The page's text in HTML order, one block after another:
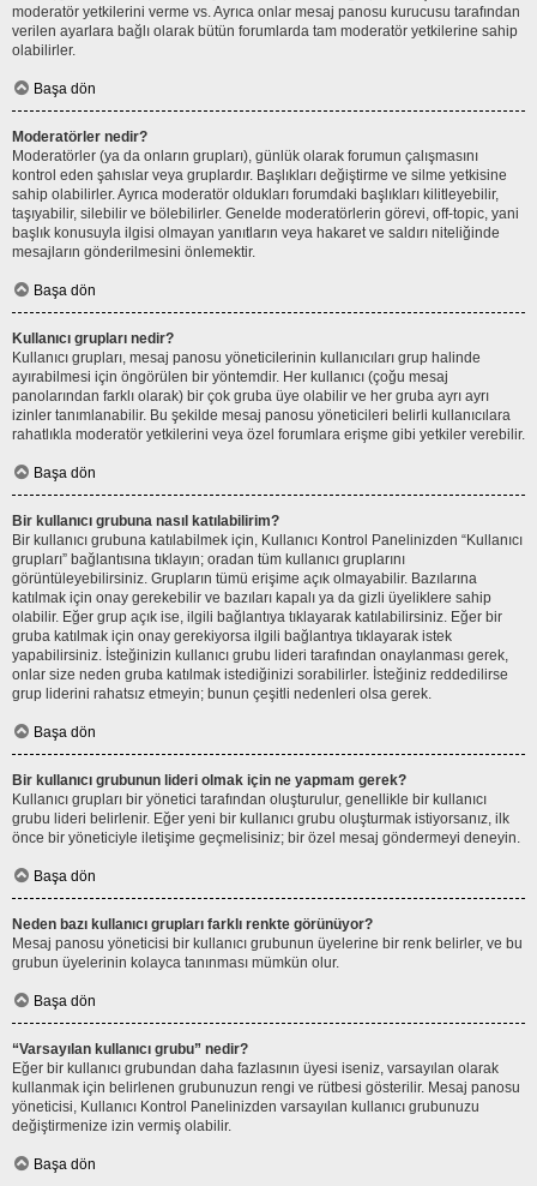
moderatör yetkilerini verme vs. Ayrıca onlar mesaj panosu kurucusu tarafından
verilen ayarlara bağlı olarak bütün forumlarda tam moderatör yetkilerine sahip
olabilirler.
Başa dön
Moderatörler nedir?
Moderatörler (ya da onların grupları), günlük olarak forumun çalışmasını
kontrol eden şahıslar veya gruplardır. Başlıkları değiştirme ve silme yetkisine
sahip olabilirler. Ayrıca moderatör oldukları forumdaki başlıkları kilitleyebilir,
taşıyabilir, silebilir ve bölebilirler. Genelde moderatörlerin görevi, off-topic, yani
başlık konusuyla ilgisi olmayan yanıtların veya hakaret ve saldırı niteliğinde
mesajların gönderilmesini önlemektir.
Başa dön
Kullanıcı grupları nedir?
Kullanıcı grupları, mesaj panosu yöneticilerinin kullanıcıları grup halinde
ayırabilmesi için öngörülen bir yöntemdir. Her kullanıcı (çoğu mesaj
panolarından farklı olarak) bir çok gruba üye olabilir ve her gruba ayrı ayrı
izinler tanımlanabilir. Bu şekilde mesaj panosu yöneticileri belirli kullanıcılara
rahatlıkla moderatör yetkilerini veya özel forumlara erişme gibi yetkiler verebilir.
Başa dön
Bir kullanıcı grubuna nasıl katılabilirim?
Bir kullanıcı grubuna katılabilmek için, Kullanıcı Kontrol Panelinizden “Kullanıcı
grupları” bağlantısına tıklayın; oradan tüm kullanıcı gruplarını
görüntüleyebilirsiniz. Grupların tümü erişime açık olmayabilir. Bazılarına
katılmak için onay gerekebilir ve bazıları kapalı ya da gizli üyeliklere sahip
olabilir. Eğer grup açık ise, ilgili bağlantıya tıklayarak katılabilirsiniz. Eğer bir
gruba katılmak için onay gerekiyorsa ilgili bağlantıya tıklayarak istek
yapabilirsiniz. İsteğinizin kullanıcı grubu lideri tarafından onaylanması gerek,
onlar size neden gruba katılmak istediğinizi sorabilirler. İsteğiniz reddedilirse
grup liderini rahatsız etmeyin; bunun çeşitli nedenleri olsa gerek.
Başa dön
Bir kullanıcı grubunun lideri olmak için ne yapmam gerek?
Kullanıcı grupları bir yönetici tarafından oluşturulur, genellikle bir kullanıcı
grubu lideri belirlenir. Eğer yeni bir kullanıcı grubu oluşturmak istiyorsanız, ilk
önce bir yöneticiyle iletişime geçmelisiniz; bir özel mesaj göndermeyi deneyin.
Başa dön
Neden bazı kullanıcı grupları farklı renkte görünüyor?
Mesaj panosu yöneticisi bir kullanıcı grubunun üyelerine bir renk belirler, ve bu
grubun üyelerinin kolayca tanınması mümkün olur.
Başa dön
“Varsayılan kullanıcı grubu” nedir?
Eğer bir kullanıcı grubundan daha fazlasının üyesi iseniz, varsayılan olarak
kullanmak için belirlenen grubunuzun rengi ve rütbesi gösterilir. Mesaj panosu
yöneticisi, Kullanıcı Kontrol Panelinizden varsayılan kullanıcı grubunuzu
değiştirmenize izin vermiş olabilir.
Başa dön